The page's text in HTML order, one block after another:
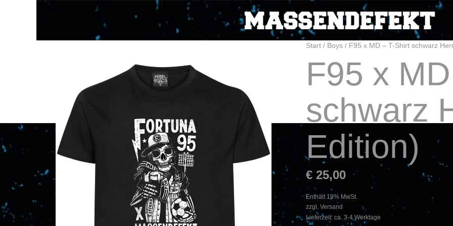
Start/ Boys/ F95 x MD – T-Shirt schwarz
F95 x
schwarz
Edition)
€25,00
Enthält 19% MwSt.
zzgl. Versand
Lieferzeit: ca. 3-4 Werktage